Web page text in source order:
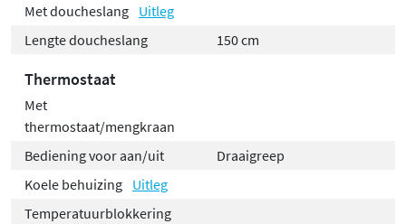
Met doucheslang Uitleg
Lengte doucheslang
150 cm
Thermostaat
Met
thermostaat/mengkraan
Bediening voor aan/uit
Draaigreep
Koele behuizing Uitleg
Temperatuurblokkering